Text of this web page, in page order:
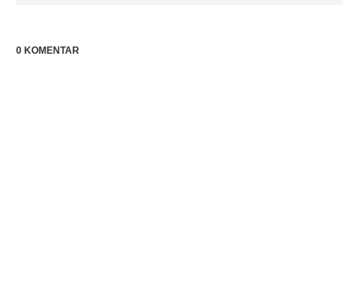
0 KOMENTAR